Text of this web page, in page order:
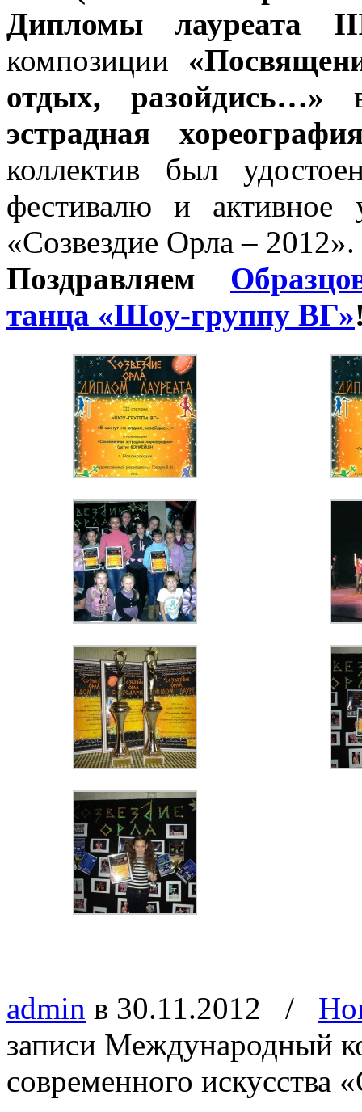
Дипломы лауреата
композиции
отдых, разойдись…»
эстрадная
коллектив был
фестивалю и активное
«Созвездие Орла – 2012».
Поздравляем
танца «Шоу-группу ВГ»
admin в 30.11.2012 /
записи Международный
современного искусства